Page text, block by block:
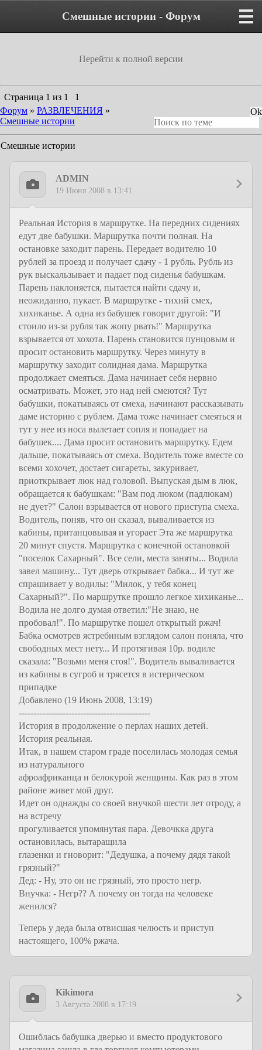
Смешные истории - Форум
Перейти к полной версии
Страница 1 из 1
1
Форум » РАЗВЛЕЧЕНИЯ »
Смешные истории
Смешные истории
ADMIN
19 Июня 2008 в 13:41
Реальная История в маршрутке. На передних сидениях
едут две бабушки. Маршрутка почти полная. На
остановке заходит парень. Передает водителю 10
рублей за проезд и получает сдачу - 1 рубль. Рубль из
рук выскальзывает и падает под сиденья бабушкам.
Парень наклоняется, пытается найти сдачу и,
неожиданно, пукает. В маршрутке - тихий смех,
хихиканье. А одна из бабушек говорит другой: "И
стоило из-за рубля так жопу рвать!" Маршрутка
взрывается от хохота. Парень становится пунцовым и
просит остановить маршрутку. Через минуту в
маршрутку заходит солидная дама. Маршрутка
продолжает смеяться. Дама начинает себя нервно
осматривать. Может, это над ней смеются? Тут
бабушки, покатываясь от смеха, начинают рассказывать
даме историю с рублем. Дама тоже начинает смеяться и
тут у нее из носа вылетает сопля и попадает на
бабушек.... Дама просит остановить маршрутку. Едем
дальше, покатываясь от смеха. Водитель тоже вместе со
всеми хохочет, достает сигареты, закуривает,
приоткрывает люк над головой. Выпуская дым в люк,
обращается к бабушкам: "Вам под люком (падлюкам)
не дует?" Салон взрывается от нового приступа смеха.
Водитель, поняв, что он сказал, вываливается из
кабины, пританцовывая и угорает Эта же маршрутка
20 минут спустя. Маршрутка с конечной остановкой
"поселок Сахарный". Все сели, места заняты... Водила
завел машину... Тут дверь открывает бабка... И тут же
спрашивает у водилы: "Милок, у тебя конец
Сахарный?". По маршрутке прошло легкое хихиканье...
Водила не долго думая ответил:"Не знаю, не
пробовал!". По маршрутке пошел открытый ржач!
Бабка осмотрев ястребиным взглядом салон поняла, что
свободных мест нету... И протягивая 10р. водиле
сказала: "Возьми меня стоя!". Водитель вываливается
из кабины в сугроб и трясется в истерическом
припадке
Добавлено (19 Июнь 2008, 13:19)
---------------------------------------------
История в продолжение о перлах наших детей.
История реальная.
Итак, в нашем старом граде поселилась молодая семья
из натурального
афроафриканца и белокурой женщины. Как раз в этом
районе живет мой друг.
Идет он однажды со своей внучкой шести лет отроду, а
на встречу
прогуливается упомянутая пара. Девочкка друга
остановилась, вытаращила
глазенки и гноворит: "Дедушка, а почему дядя такой
грязный?"
Дед: - Ну, это он не грязный, это просто негр.
Внучка: - Негр?? А почему он тогда на человеке
женился?
Теперь у деда была отвисшая челюсть и приступ
настоящего, 100% ржача.
Kikimora
3 Августа 2008 в 17:19
Ошиблась бабушка дверью и вместо продуктового